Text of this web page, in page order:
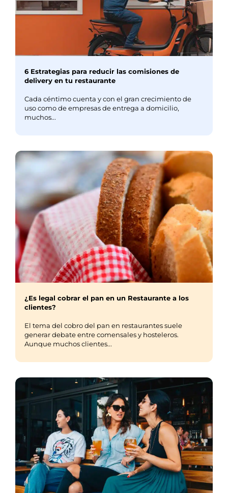
6 Estrategias para reducir las comisiones de
delivery en tu restaurante
Cada céntimo cuenta y con el gran crecimiento de
uso como de empresas de entrega a domicilio,
muchos...
¿Es legal cobrar el pan en un Restaurante a los
clientes?
El tema del cobro del pan en restaurantes suele
generar debate entre comensales y hosteleros.
Aunque muchos clientes...